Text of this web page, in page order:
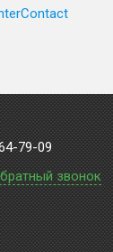
79-09
звонок